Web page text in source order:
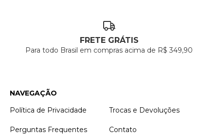
FRETE GRÁTIS
Para todo Brasil em compras acima de R$ 349,90
NAVEGAÇÃO
Política de Privacidade
Trocas e Devoluções
Perguntas Frequentes Contato